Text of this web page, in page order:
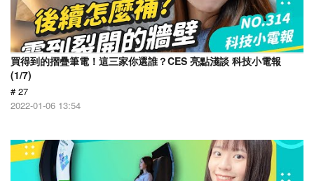
買得到的摺疊筆電！這三家你選誰？CES 亮點淺談 科技小電報
(1/7)
# 27
2022-01-06 13:54